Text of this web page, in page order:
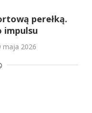
perełką.
impulsu
maja 2026